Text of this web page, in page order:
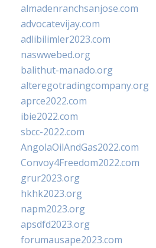
almadenranchsanjose.com
advocatevijay.com
adlibilimler2023.com
naswwebed.org
balithut-manado.org
alteregotradingcompany.org
aprce2022.com
ibie2022.com
sbcc-2022.com
AngolaOilAndGas2022.com
Convoy4Freedom2022.com
grur2023.org
hkhk2023.org
napm2023.org
apsdfd2023.org
forumausape2023.com